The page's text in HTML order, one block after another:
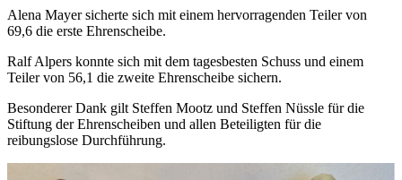
Alena Mayer sicherte sich mit einem hervorragenden Teiler von
69,6 die erste Ehrenscheibe.
Ralf Alpers konnte sich mit dem tagesbesten Schuss und einem
Teiler von 56,1 die zweite Ehrenscheibe sichern.
Besonderer Dank gilt Steffen Mootz und Steffen Nüssle für die
Stiftung der Ehrenscheiben und allen Beteiligten für die
reibungslose Durchführung.